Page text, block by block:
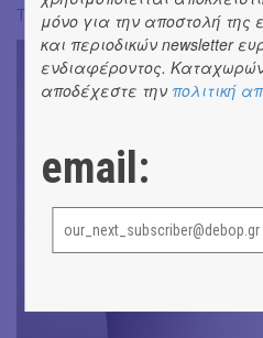
Thermo Dome Cast Iron Pot
μόνο για την αποστολή της
και περιοδικών newsletter
ενδιαφέροντος.
αποδέχεστε την πολιτική
email: